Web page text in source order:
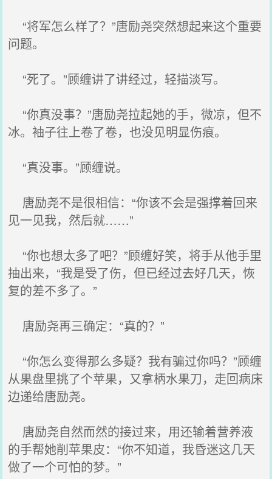
“将军怎么样了？”唐励尧突然想起来这个重要
问题。
“死了。”顾缠讲了讲经过，轻描淡写。
“你真没事？”唐励尧拉起她的手，微凉，但不
冰。袖子往上卷了卷，也没见明显伤痕。
“真没事。”顾缠说。
唐励尧不是很相信：“你该不会是强撑着回来
见一见我，然后就……”
“你也想太多了吧？”顾缠好笑，将手从他手里
抽出来，“我是受了伤，但已经过去好几天，恢
复的差不多了。”
唐励尧再三确定：“真的？”
“你怎么变得那么多疑？我有骗过你吗？”顾缠
从果盘里挑了个苹果，又拿柄水果刀，走回病床
边递给唐励尧。
唐励尧自然而然的接过来，用还输着营养液
的手帮她削苹果皮：“你不知道，我昏迷这几天
做了一个可怕的梦。”